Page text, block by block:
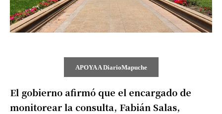
APOYA A DiarioMapuche
El gobierno afirmó que el encargado de
monitorear la consulta, Fabián Salas,